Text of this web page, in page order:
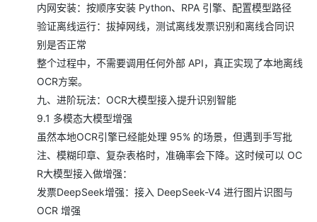
内网安装：按顺序安装 Python、RPA 引擎、配置模型路径
验证离线运行：拔掉网线，测试离线发票识别和离线合同识
别是否正常
整个过程中，不需要调用任何外部 API，真正实现了本地离线
OCR方案。
九、进阶玩法：OCR大模型接入提升识别智能
9.1 多模态大模型增强
虽然本地OCR引擎已经能处理 95% 的场景，但遇到手写批
注、模糊印章、复杂表格时，准确率会下降。这时候可以 OC
R大模型接入做增强：
发票DeepSeek增强：接入 DeepSeek-V4 进行图片识图与
OCR 增强